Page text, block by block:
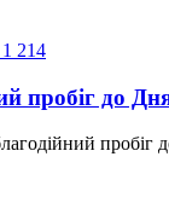
1 214
пробіг до